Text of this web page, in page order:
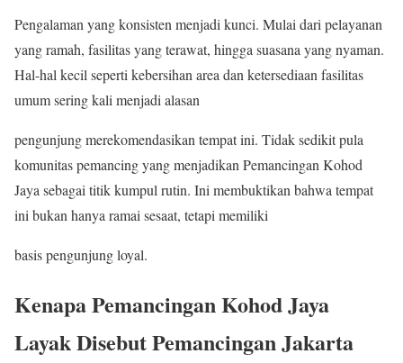
Pengalaman yang konsisten menjadi kunci. Mulai dari pelayanan
yang ramah, fasilitas yang terawat, hingga suasana yang nyaman.
Hal-hal kecil seperti kebersihan area dan ketersediaan fasilitas
umum sering kali menjadi alasan
pengunjung merekomendasikan tempat ini. Tidak sedikit pula
komunitas pemancing yang menjadikan Pemancingan Kohod
Jaya sebagai titik kumpul rutin. Ini membuktikan bahwa tempat
ini bukan hanya ramai sesaat, tetapi memiliki
basis pengunjung loyal.
Kenapa Pemancingan Kohod Jaya
Layak Disebut Pemancingan Jakarta